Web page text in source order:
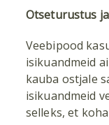
Otseturustus
Veebipood
isikuandmeid
kauba ostjale
isikuandmeid
selleks, et